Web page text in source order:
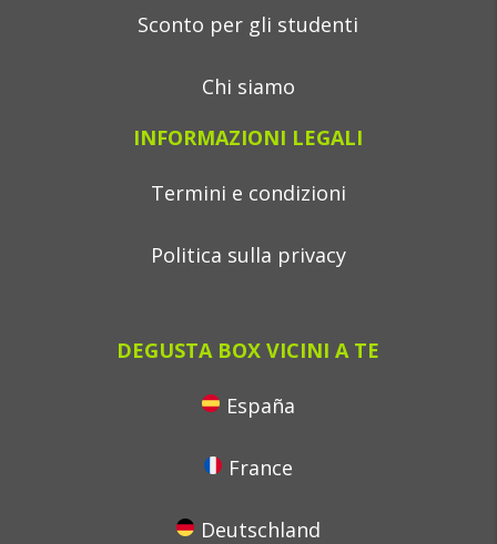
Sconto per gli studenti
Chi siamo
INFORMAZIONI LEGALI
Termini e condizioni
Politica sulla privacy
DEGUSTA BOX VICINI A TE
España
France
Deutschland